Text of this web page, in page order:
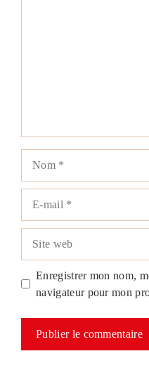
Enregistrer mon nom,
navigateur pour mon